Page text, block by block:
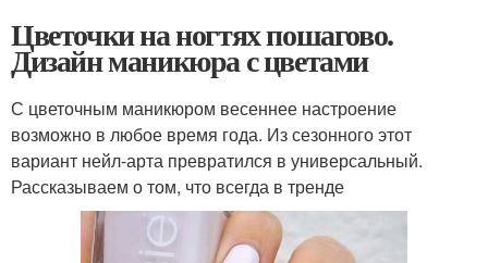
Цветочки на ногтях пошагово.
Дизайн маникюра с цветами
С цветочным маникюром весеннее настроение
возможно в любое время года. Из сезонного этот
вариант нейл-арта превратился в универсальный.
Рассказываем о том, что всегда в тренде